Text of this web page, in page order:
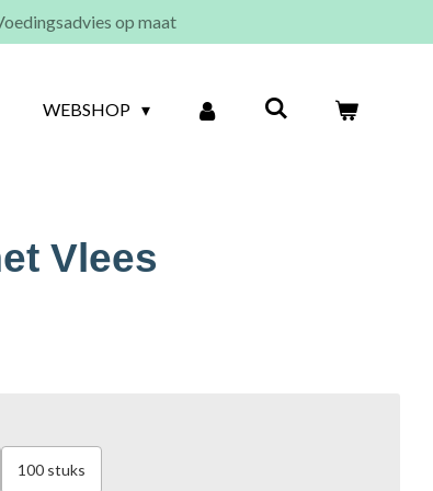
op maat
WEBSHOP
Vlees
100 stuks